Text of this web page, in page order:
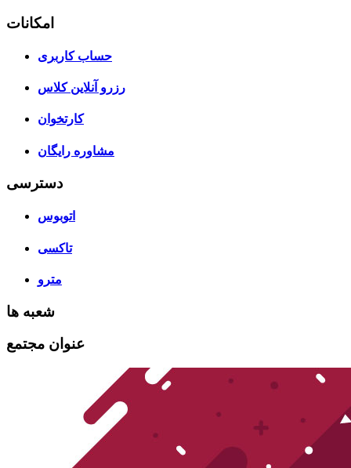
امکانات
حساب کاربری
رزرو آنلاین کلاس
کارتخوان
مشاوره رایگان
دسترسی
اتوبوس
تاکسی
مترو
شعبه ها
عنوان مجتمع